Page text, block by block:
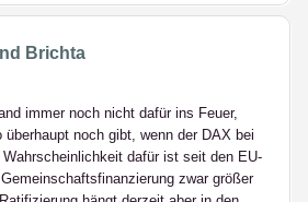
Brichta
immer noch nicht dafür ins Feuer,
noch gibt, wenn der DAX bei
dafür ist seit den EU-
zwar größer